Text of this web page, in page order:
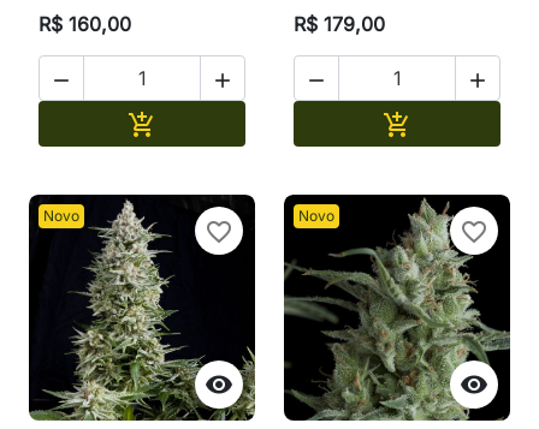
R$ 160,00
 

R$ 179,00
 

Novo

favorite_border
Novo

favorite_border